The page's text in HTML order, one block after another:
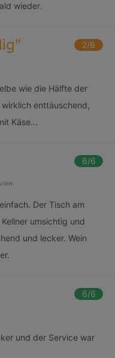
wieder.
" 2/6
wie die Hälfte der
enttäuschend,
Käse...
6/6
Der Tisch am
umsichtig und
und lecker. Wein
6/6
und der Service war